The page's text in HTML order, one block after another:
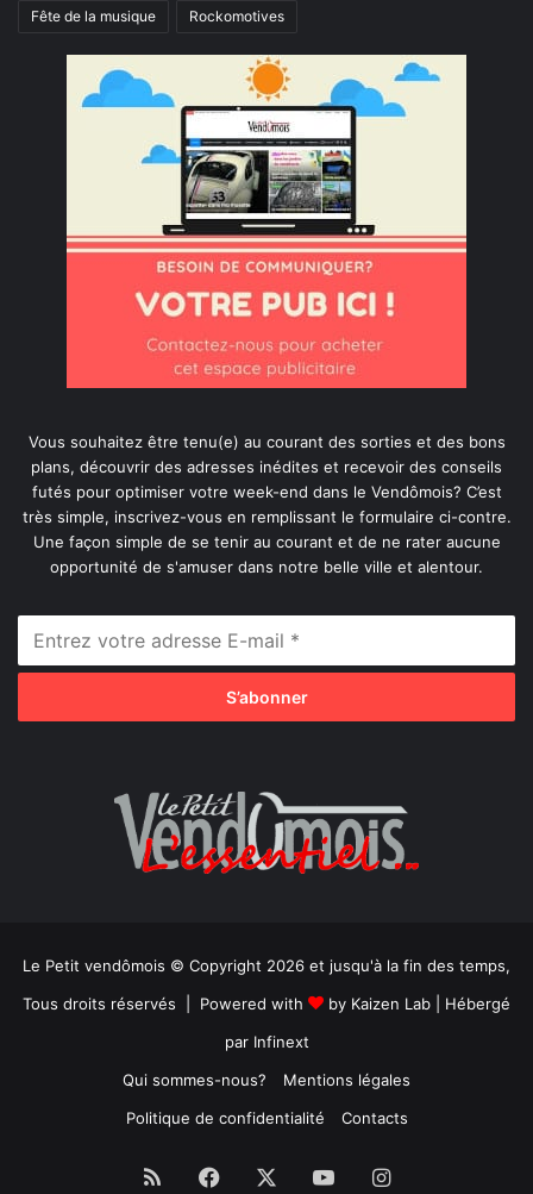
Fête de la musique Rockomotives
Vous souhaitez être tenu(e) au courant des sorties et des bons
plans, découvrir des adresses inédites et recevoir des conseils
futés pour optimiser votre week-end dans le Vendômois? C’est
très simple, inscrivez-vous en remplissant le formulaire ci-contre.
Une façon simple de se tenir au courant et de ne rater aucune
opportunité de s'amuser dans notre belle ville et alentour.
Le Petit vendômois © Copyright 2026 et jusqu'à la fin des temps,
Tous droits réservés | Powered with
by Kaizen Lab | Hébergé
par Infinext
Qui sommes-nous?
Mentions légales
Politique de confidentialité
Contacts
RSS Facebook YouTubeInstagram